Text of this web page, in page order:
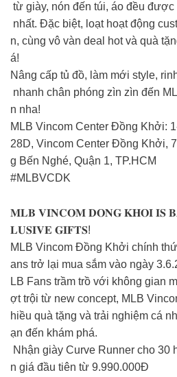
từ giày, nón đến túi, áo đều
nhất. Đặc biệt, loạt hoạt động
n, cùng vô vàn deal hot và quà
á!
Nâng cấp tủ đồ, làm mới style,
nhanh chân phóng zìn zìn đến
n nha!
MLB Vincom Center Đồng Khởi:
28D, Vincom Center Đồng Khởi,
g Bến Nghé, Quận 1, TP.HCM
#MLBVCDK
𝐌𝐋𝐁 𝐕𝐈𝐍𝐂𝐎𝐌 𝐃𝐎𝐍𝐆 𝐊𝐇𝐎𝐈 𝐈𝐒
𝐋𝐔𝐒𝐈𝐕𝐄 𝐆𝐈𝐅𝐓𝐒!
MLB Vincom Đồng Khởi chính
ans trở lại mua sắm vào ngày
LB Fans trầm trồ với không gian
ợt trội từ new concept, MLB
hiều quà tặng và trải nghiệm cá
ạn đến khám phá.
Nhận giày Curve Runner cho 30
n giá đầu tiên từ 9.990.000Đ